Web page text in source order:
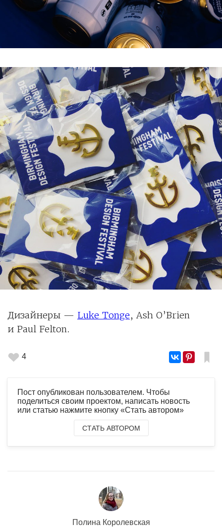
Дизайнеры — Luke Tonge, Ash O’Brien
и Paul Felton.
4
Пост опубликован пользователем. Чтобы
поделиться своим проектом, написать новость
или статью нажмите кнопку «Стать автором»
СТАТЬ АВТОРОМ
Полина Королевская